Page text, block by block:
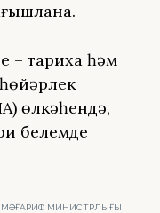
– тарихҡа һәм
өлкәһендә,
белемде
МӘҒАРИФ МИНИСТРЛЫҒЫ